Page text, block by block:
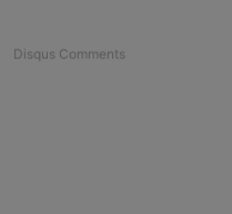
Disqus Comments